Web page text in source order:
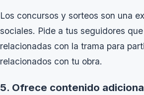
Los concursos y sorteos son una
sociales. Pide a tus seguidores
relacionadas con la trama para
relacionados con tu obra.
5. Ofrece contenido